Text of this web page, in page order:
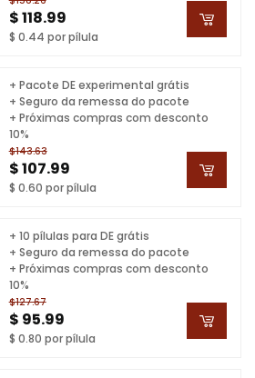
$ 118.99
$ 0.44 por pílula
$143.63
$ 107.99
$ 0.60 por pílula
+ Pacote DE experimental grátis
+ Seguro da remessa do pacote
+ Próximas compras com desconto
10%
$127.67
$ 95.99
$ 0.80 por pílula
+ 10 pílulas para DE grátis
+ Seguro da remessa do pacote
+ Próximas compras com desconto
10%